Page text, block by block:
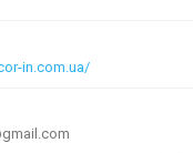
in.com.ua/